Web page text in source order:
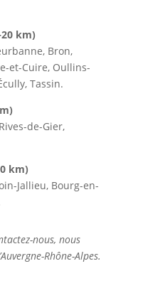
km)
Bron,
et-Cuire, Oullins-
Tassin.
de-Gier,
km)
Jallieu, Bourg-en-
nous, nous
Rhône-Alpes.